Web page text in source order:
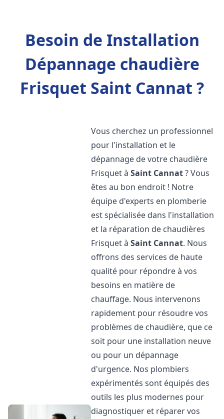
Besoin de Installation
Dépannage chaudière
Frisquet Saint Cannat ?
Vous cherchez un professionnel
pour l'installation et le
dépannage de votre chaudière
Frisquet àSaint Cannat? Vous
êtes au bon endroit ! Notre
équipe d'experts en plomberie
est spécialisée dans l'installation
et la réparation de chaudières
Frisquet àSaint Cannat. Nous
offrons des services de haute
qualité pour répondre à vos
besoins en matière de
chauffage. Nous intervenons
rapidement pour résoudre vos
problèmes de chaudière, que ce
soit pour une installation neuve
ou pour un dépannage
d'urgence. Nos plombiers
expérimentés sont équipés des
outils les plus modernes pour
diagnostiquer et réparer vos